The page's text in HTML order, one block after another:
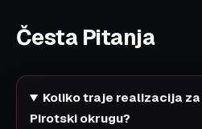
Česta Pitanja
Koliko traje realizacija
Pirotski okrugu?